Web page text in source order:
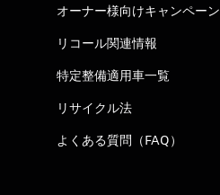
オーナー様向けキャンペーン
リコール関連情報
特定整備適用車一覧
リサイクル法
よくある質問（FAQ）